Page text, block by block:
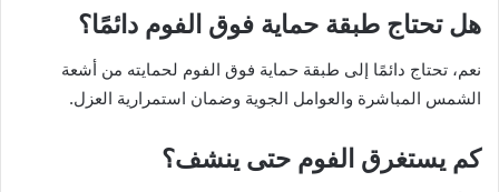
هل تحتاج طبقة حماية فوق الفوم دائمًا؟
نعم، تحتاج دائمًا إلى طبقة حماية فوق الفوم لحمايته من أشعة
الشمس المباشرة والعوامل الجوية وضمان استمرارية العزل.
كم يستغرق الفوم حتى ينشف؟